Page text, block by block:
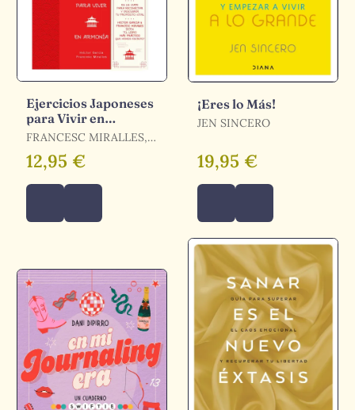
Ejercicios Japoneses
para Vivir en
Armonía. Más Allá
FRANCESC MIRALLES,
HÉCTOR GARCÍA
12,95 €
¡Eres lo Más!
JEN SINCERO
19,95 €